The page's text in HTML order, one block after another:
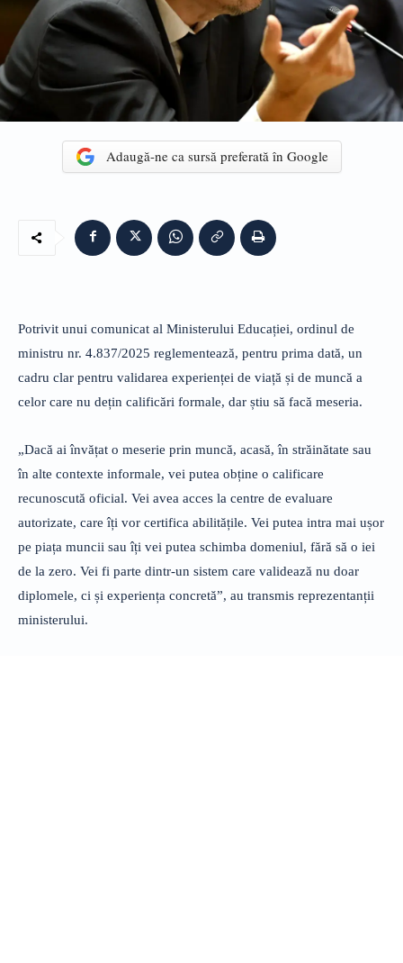
Adaugă-ne ca sursă preferată în Google
Potrivit unui comunicat al Ministerului Educației, ordinul de
ministru nr. 4.837/2025 reglementează, pentru prima dată, un
cadru clar pentru validarea experienței de viață și de muncă a
celor care nu dețin calificări formale, dar știu să facă meseria.
„Dacă ai învățat o meserie prin muncă, acasă, în străinătate sau
în alte contexte informale, vei putea obține o calificare
recunoscută oficial. Vei avea acces la centre de evaluare
autorizate, care îți vor certifica abilitățile. Vei putea intra mai ușor
pe piața muncii sau îți vei putea schimba domeniul, fără să o iei
de la zero. Vei fi parte dintr-un sistem care validează nu doar
diplomele, ci și experiența concretă”, au transmis reprezentanții
ministerului.